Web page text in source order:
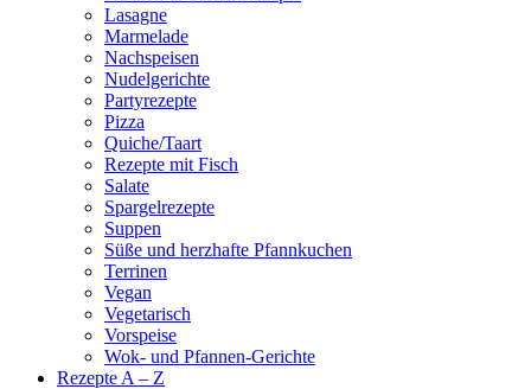
Lasagne
Marmelade
Nachspeisen
Nudelgerichte
Partyrezepte
Pizza
Quiche/Taart
Rezepte mit Fisch
Salate
Spargelrezepte
Suppen
Süße und herzhafte Pfannkuchen
Terrinen
Vegan
Vegetarisch
Vorspeise
Wok- und Pfannen-Gerichte
Rezepte A – Z